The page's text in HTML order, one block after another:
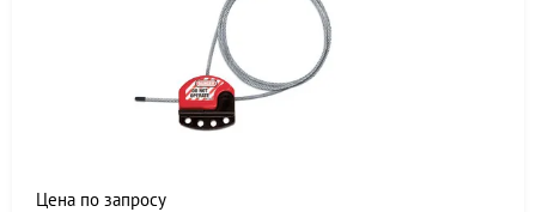
Цена по запросу